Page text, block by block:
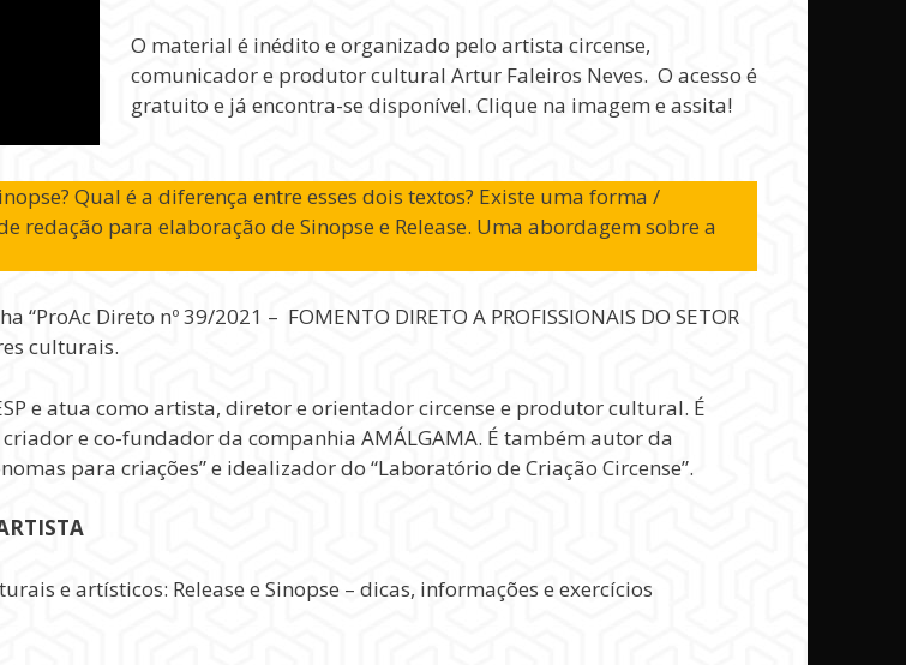
O material é inédito e organizado pelo artista circense,
comunicador e produtor cultural Artur Faleiros Neves. O acesso é
gratuito e já encontra-se disponível. Clique na imagem e assita!
Qual é a diferença entre esses dois textos? Existe uma forma /
redação para elaboração de Sinopse e Release. Uma abordagem sobre a
Direto nº 39/2021 – FOMENTO DIRETO A PROFISSIONAIS DO SETOR
culturais.
e atua como artista, diretor e orientador circense e produtor cultural. É
e co-fundador da companhia AMÁLGAMA. É também autor da
para criações” e idealizador do “Laboratório de Criação Circense”.
e artísticos: Release e Sinopse – dicas, informações e exercícios